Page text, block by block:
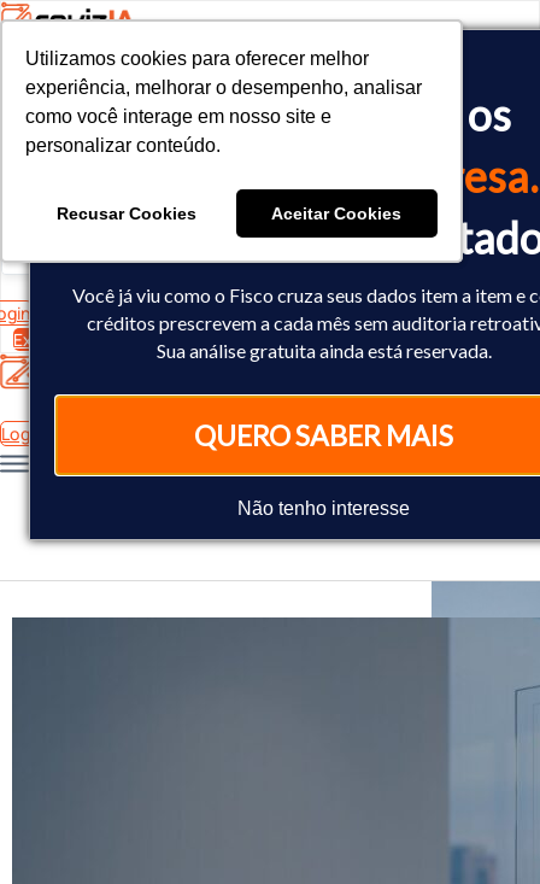
O Fisco já cruzou os
da sua empresa.
Você já sabe o
Você já viu como o Fisco cruza seus dados item a item e
créditos prescrevem a cada mês sem auditoria
Sua análise gratuita ainda está reservada.
QUERO SABER MAIS
Não tenho interesse
Utilizamos cookies para oferecer melhor
experiência, melhorar o desempenho, analisar
como você interage em nosso site e
personalizar conteúdo.
Recusar Cookies Aceitar Cookies
Utilizamos cookies para oferecer melhor
experiência, melhorar o desempenho, analisar
como você interage em nosso site e
personalizar conteúdo.
Recusar Cookies Aceitar Cookies
<!-- Google tag (gtag.js) -->
<script async src="https://www.googletagmanager.com/gtag/
<script>
  window.dataLayer = window.dataLayer || [];
  gtag('config', 'AW-10793602440');
Experimente Grátis
Login